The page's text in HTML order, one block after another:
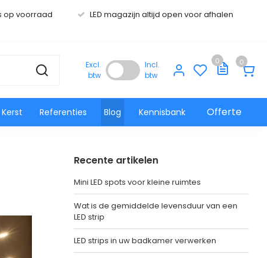
op voorraad LED magazijn altijd open voor afhalen
Excl.
btw
Incl.
btw
0 0
Kerst Referenties Blog Kennisbank Offerte
Recente artikelen
Mini LED spots voor kleine ruimtes
Wat is de gemiddelde levensduur van een
LED strip
LED strips in uw badkamer verwerken